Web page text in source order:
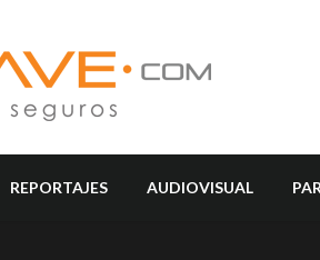
REPORTAJES AUDIOVISUAL